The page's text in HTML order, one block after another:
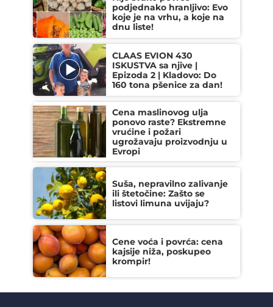
podjednako hranljivo: Evo
koje je na vrhu, a koje na
dnu liste!
CLAAS EVION 430
ISKUSTVA sa njive |
Epizoda 2 | Kladovo: Do
160 tona pšenice za dan!
Cena maslinovog ulja
ponovo raste? Ekstremne
vrućine i požari
ugrožavaju proizvodnju u
Evropi
Suša, nepravilno zalivanje
ili štetočine: Zašto se
listovi limuna uvijaju?
Cene voća i povrća: cena
kajsije niža, poskupeo
krompir!